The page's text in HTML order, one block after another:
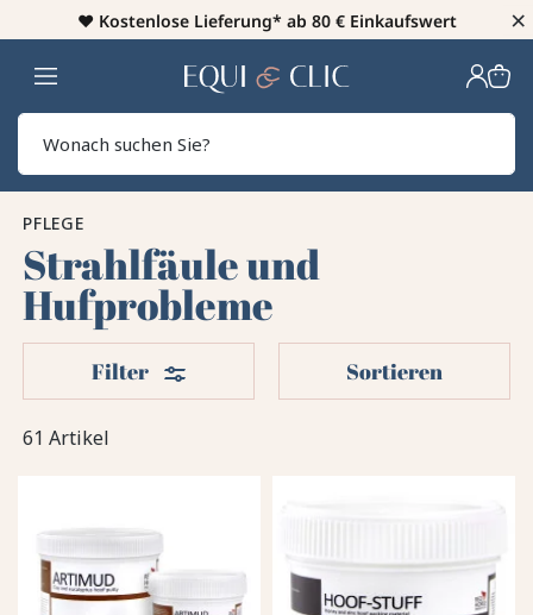
♥️ Kostenlose Lieferung* ab 80 € Einkaufswert ×
Heim
PFLEGE
Strahlfäule und
Hufprobleme
61 Artikel
Filter Filter Sortieren